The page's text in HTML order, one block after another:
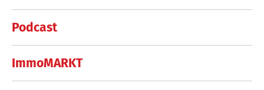
Podcast
ImmoMARKT